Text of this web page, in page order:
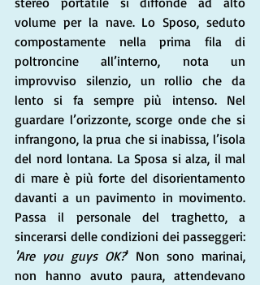
volume per la nave. Lo Sposo, seduto
compostamente nella prima fila di
poltroncine all’interno, nota un
improvviso silenzio, un rollio che da
lento si fa sempre più intenso. Nel
guardare l’orizzonte, scorge onde che si
infrangono, la prua che si inabissa, l’isola
del nord lontana. La Sposa si alza, il mal
di mare è più forte del disorientamento
davanti a un pavimento in movimento.
Passa il personale del traghetto, a
'Are you guys OK?' Non sono marinai,
non hanno avuto paura, attendevano